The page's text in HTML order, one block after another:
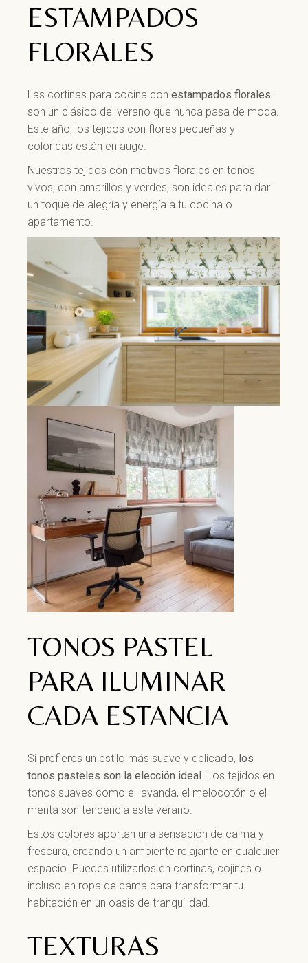
ESTAMPADOS
FLORALES
Las cortinas para cocina con estampados florales
son un clásico del verano que nunca pasa de moda.
Este año, los tejidos con flores pequeñas y
coloridas están en auge.
Nuestros tejidos con motivos florales en tonos
vivos, con amarillos y verdes, son ideales para dar
un toque de alegría y energía a tu cocina o
apartamento.
TONOS PASTEL
PARA ILUMINAR
CADA ESTANCIA
Si prefieres un estilo más suave y delicado, los
tonos pasteles son la elección ideal . Los tejidos en
tonos suaves como el lavanda, el melocotón o el
menta son tendencia este verano.
Estos colores aportan una sensación de calma y
frescura, creando un ambiente relajante en cualquier
espacio. Puedes utilizarlos en cortinas, cojines o
incluso en ropa de cama para transformar tu
habitación en un oasis de tranquilidad.
TEXTURAS